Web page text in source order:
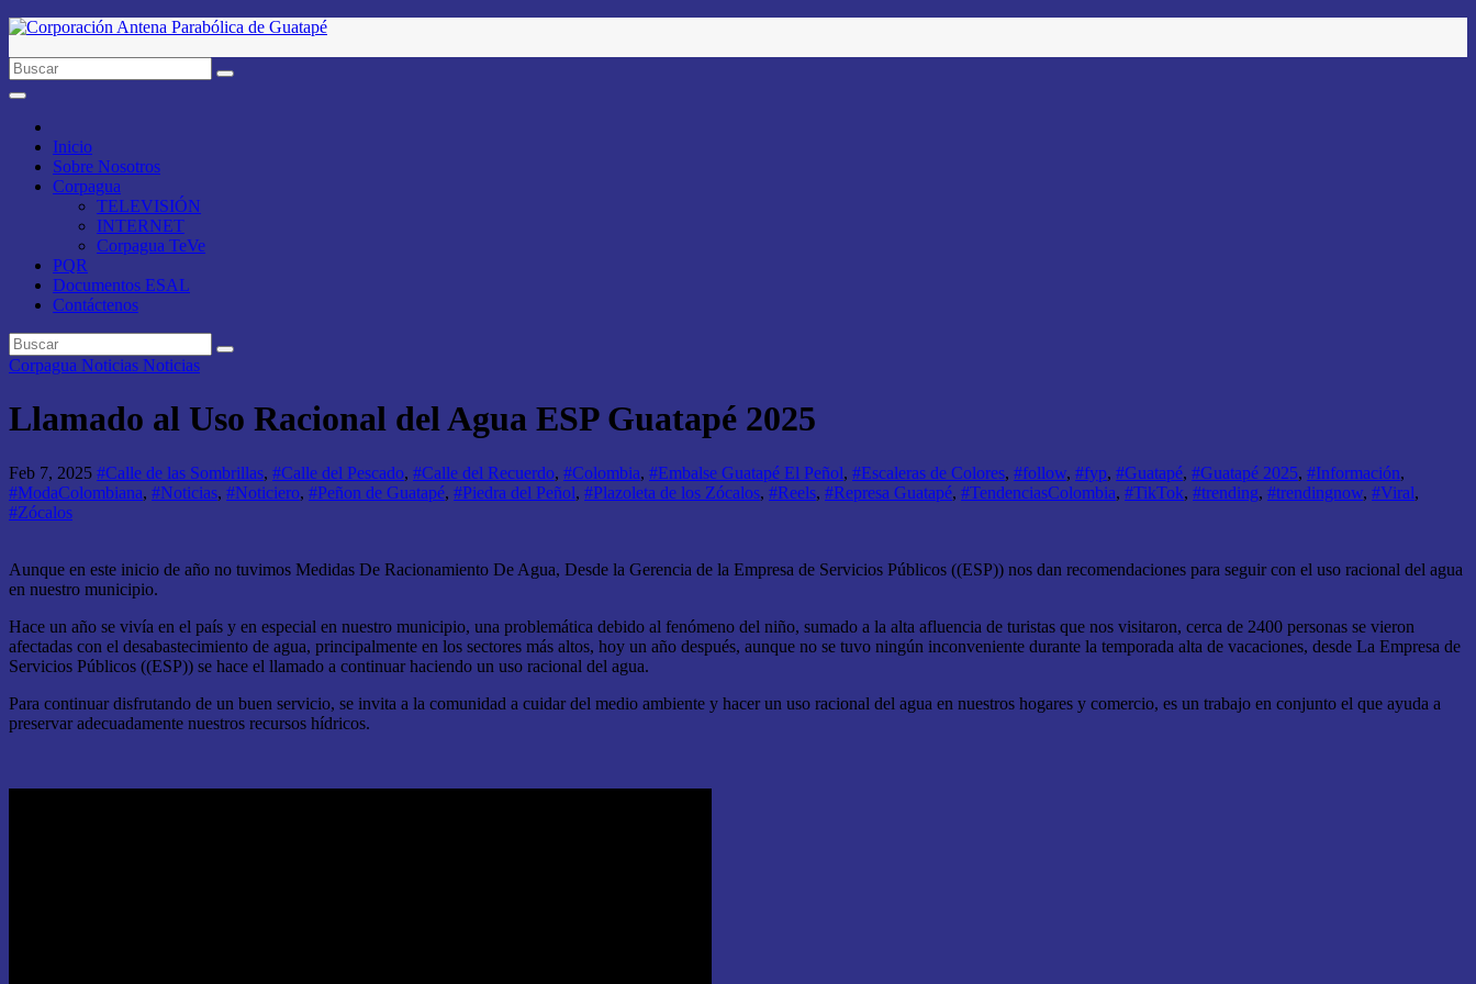
Saltar
contenido
Inicio
Sobre Nosotros
Corpagua
TELEVISIÓN
INTERNET
Corpagua TeVe
PQR
Documentos ESAL
Contáctenos
Corpagua Noticias Noticias
Llamado al Uso Racional del Agua ESP Guatapé 2025
Feb 7, 2025 #Calle de las Sombrillas, #Calle del Pescado, #Calle del Recuerdo, #Colombia, #Embalse Guatapé El Peñol, #Escaleras de Colores, #follow, #fyp, #Guatapé, #Guatapé 2025, #Información,
#ModaColombiana, #Noticias, #Noticiero, #Peñon de Guatapé, #Piedra del Peñol, #Plazoleta de los Zócalos, #Reels, #Represa Guatapé, #TendenciasColombia, #TikTok, #trending, #trendingnow, #Viral,
#Zócalos
Aunque en este inicio de año no tuvimos Medidas De Racionamiento De Agua, Desde la Gerencia de la Empresa de Servicios Públicos ((ESP)) nos dan recomendaciones para seguir con el uso racional del agua
en nuestro municipio.
Hace un año se vivía en el país y en especial en nuestro municipio, una problemática debido al fenómeno del niño, sumado a la alta afluencia de turistas que nos visitaron, cerca de 2400 personas se vieron
afectadas con el desabastecimiento de agua, principalmente en los sectores más altos, hoy un año después, aunque no se tuvo ningún inconveniente durante la temporada alta de vacaciones, desde La Empresa de
Servicios Públicos ((ESP)) se hace el llamado a continuar haciendo un uso racional del agua.
Para continuar disfrutando de un buen servicio, se invita a la comunidad a cuidar del medio ambiente y hacer un uso racional del agua en nuestros hogares y comercio, es un trabajo en conjunto el que ayuda a
preservar adecuadamente nuestros recursos hídricos.